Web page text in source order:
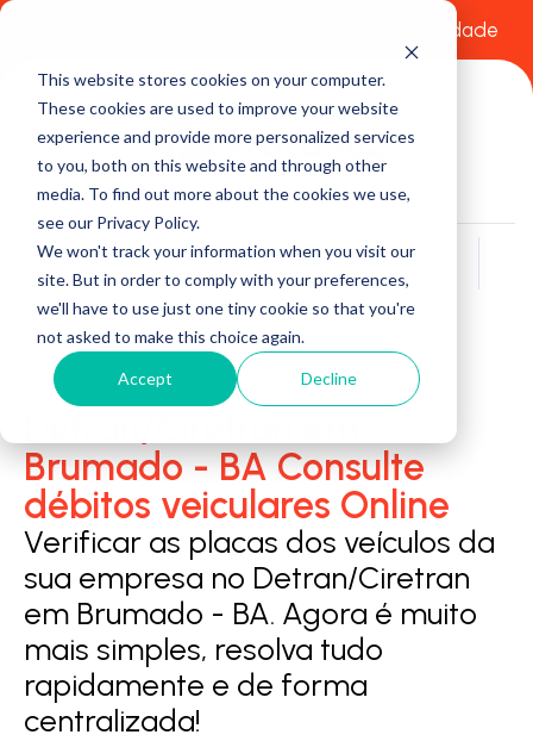
This website stores cookies on your computer.
These cookies are used to improve your website
experience and provide more personalized services
to you, both on this website and through other
media. To find out more about the cookies we use,
see our Privacy Policy.
We won't track your information when you visit our
site. But in order to comply with your preferences,
we'll have to use just one tiny cookie so that you're
not asked to make this choice again.
Accept Decline
Política de Privacidade
Buscar
Brumado - BA Consulte
débitos veiculares Online
Verificar as placas dos veículos da
sua empresa no Detran/Ciretran
em Brumado - BA. Agora é muito
mais simples, resolva tudo
rapidamente e de forma
centralizada!